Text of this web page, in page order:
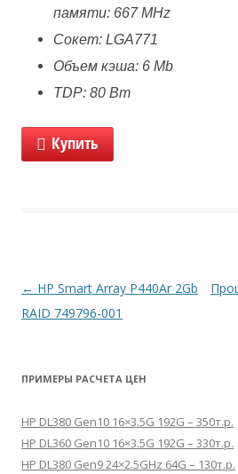
памяти: 667 MHz
Сокет: LGA771
Объем кэша: 6 Mb
TDP: 80 Вт
Купить
Навигация
по
← HP Smart Array P440Ar 2Gb
RAID 749796-001
ПРИМЕРЫ РАСЧЕТА ЦЕН
HP DL380 Gen10 16×3.5G 192G – 350т.р.
HP DL360 Gen10 16×3.5G 192G – 330т.р.
HP DL380 Gen9 24×2.5GHz 64G – 130т.р.